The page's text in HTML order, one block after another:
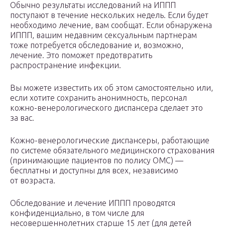
Обычно результаты исследований на ИППП
поступают в течение нескольких недель. Если будет
необходимо лечение, вам сообщат. Если обнаружена
ИППП, вашим недавним сексуальным партнерам
тоже потребуется обследование и, возможно,
лечение. Это поможет предотвратить
распространение инфекции.
Вы можете известить их об этом самостоятельно или,
если хотите сохранить анонимность, персонал
кожно-венерологического диспансера сделает это
за вас.
Кожно-венерологические диспансеры, работающие
по системе обязательного медицинского страхования
(принимающие пациентов по полису ОМС) —
бесплатны и доступны для всех, независимо
от возраста.
Обследование и лечение ИППП проводятся
конфиденциально, в том числе для
несовершеннолетних старше 15 лет (для детей